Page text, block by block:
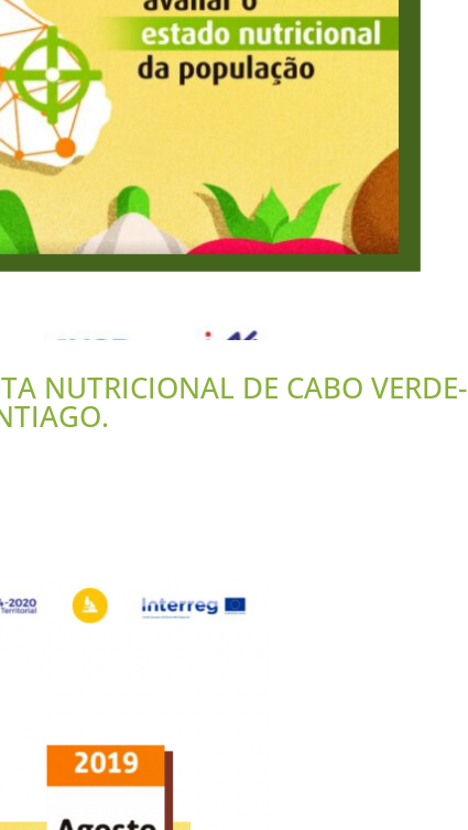
NUTRICIONAL DE CABO VERDE-